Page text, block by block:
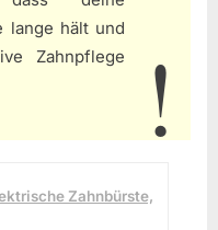
lange hält und
Zahnpflege
Zahnbürste,